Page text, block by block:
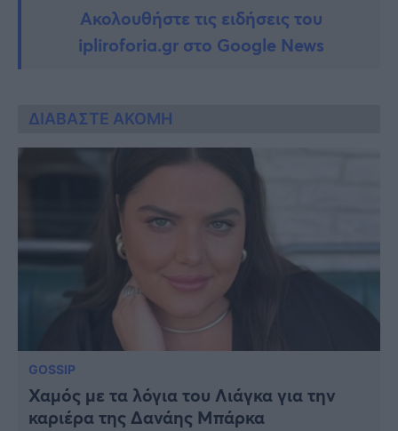
Ακολουθήστε τις ειδήσεις του
ipliroforia.gr στο Google News
ΔΙΑΒΑΣΤΕ ΑΚΟΜΗ
GOSSIP
Χαμός με τα λόγια του Λιάγκα για την
καριέρα της Δανάης Μπάρκα